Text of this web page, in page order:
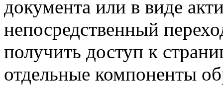
документа или в виде
непосредственный
получить доступ к
отдельные компоненты